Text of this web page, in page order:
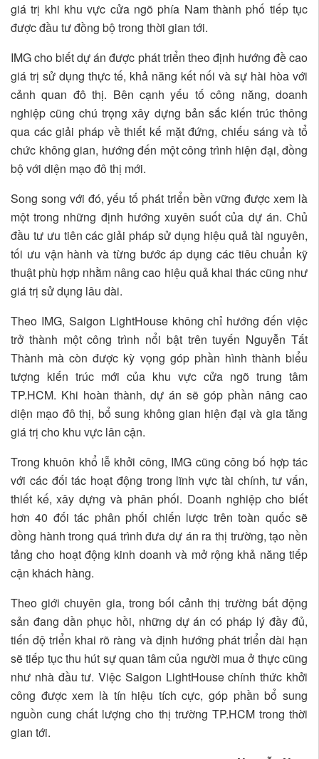
giá trị khi khu vực cửa ngõ phía Nam thành phố tiếp tục
được đầu tư đồng bộ trong thời gian tới.
IMG cho biết dự án được phát triển theo định hướng đề cao
giá trị sử dụng thực tế, khả năng kết nối và sự hài hòa với
cảnh quan đô thị. Bên cạnh yếu tố công năng, doanh
nghiệp cũng chú trọng xây dựng bản sắc kiến trúc thông
qua các giải pháp về thiết kế mặt đứng, chiếu sáng và tổ
chức không gian, hướng đến một công trình hiện đại, đồng
bộ với diện mạo đô thị mới.
Song song với đó, yếu tố phát triển bền vững được xem là
một trong những định hướng xuyên suốt của dự án. Chủ
đầu tư ưu tiên các giải pháp sử dụng hiệu quả tài nguyên,
tối ưu vận hành và từng bước áp dụng các tiêu chuẩn kỹ
thuật phù hợp nhằm nâng cao hiệu quả khai thác cũng như
giá trị sử dụng lâu dài.
Theo IMG, Saigon LightHouse không chỉ hướng đến việc
trở thành một công trình nổi bật trên tuyến Nguyễn Tất
Thành mà còn được kỳ vọng góp phần hình thành biểu
tượng kiến trúc mới của khu vực cửa ngõ trung tâm
TP.HCM. Khi hoàn thành, dự án sẽ góp phần nâng cao
diện mạo đô thị, bổ sung không gian hiện đại và gia tăng
giá trị cho khu vực lân cận.
Trong khuôn khổ lễ khởi công, IMG cũng công bố hợp tác
với các đối tác hoạt động trong lĩnh vực tài chính, tư vấn,
thiết kế, xây dựng và phân phối. Doanh nghiệp cho biết
hơn 40 đối tác phân phối chiến lược trên toàn quốc sẽ
đồng hành trong quá trình đưa dự án ra thị trường, tạo nền
tảng cho hoạt động kinh doanh và mở rộng khả năng tiếp
cận khách hàng.
Theo giới chuyên gia, trong bối cảnh thị trường bất động
sản đang dần phục hồi, những dự án có pháp lý đầy đủ,
tiến độ triển khai rõ ràng và định hướng phát triển dài hạn
sẽ tiếp tục thu hút sự quan tâm của người mua ở thực cũng
như nhà đầu tư. Việc Saigon LightHouse chính thức khởi
công được xem là tín hiệu tích cực, góp phần bổ sung
nguồn cung chất lượng cho thị trường TP.HCM trong thời
gian tới.